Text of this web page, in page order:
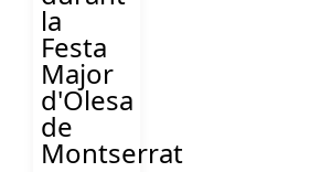
la
Festa
Major
d'Olesa
de
Montserrat